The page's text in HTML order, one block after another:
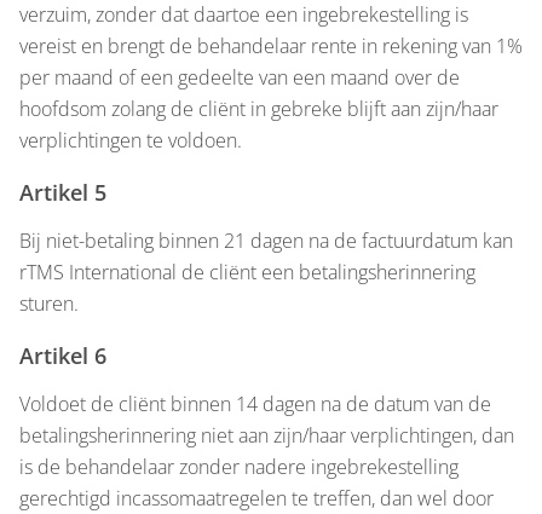
verzuim, zonder dat daartoe een ingebrekestelling is
vereist en brengt de behandelaar rente in rekening van 1%
per maand of een gedeelte van een maand over de
hoofdsom zolang de cliënt in gebreke blijft aan zijn/haar
verplichtingen te voldoen.
Artikel 5
Bij niet-betaling binnen 21 dagen na de factuurdatum kan
rTMS International de cliënt een betalingsherinnering
sturen.
Artikel 6
Voldoet de cliënt binnen 14 dagen na de datum van de
betalingsherinnering niet aan zijn/haar verplichtingen, dan
is de behandelaar zonder nadere ingebrekestelling
gerechtigd incassomaatregelen te treffen, dan wel door